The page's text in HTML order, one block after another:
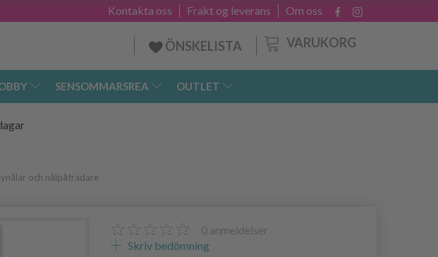
Om oss
Frakt og leverans
Kontakta oss
VARUKORG
ÖNSKELISTA
SENSOMMARSREA OUTLET
och nålpåträdare
0 anmeldelser
Skriv bedömning